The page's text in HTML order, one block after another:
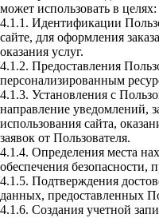
может использовать в целях:
4.1.1. Идентификации
сайте, для оформления
оказания услуг.
4.1.2. Предоставления
персонализированным
4.1.3. Установления с
направление уведомлений,
использования сайта,
заявок от Пользователя.
4.1.4. Определения места
обеспечения безопасности,
4.1.5. Подтверждения
данных, предоставленных
4.1.6. Создания учетной